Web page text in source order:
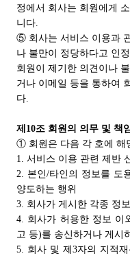
정에서 회사는 회원에게
니다.
⑤ 회사는 서비스 이용과
나 불만이 정당하다고 인
회원이 제기한 의견이나
거나 이메일 등을 통하여
다.
제10조 회원의 의무 및 책
① 회원은 다음 각 호에 해
1. 서비스 이용 관련 제반
2. 본인/타인의 정보를 도
양도하는 행위
3. 회사가 게시한 각종 정
4. 회사가 허용한 정보 이
고 등)를 송신하거나 게시
5. 회사 및 제3자의 지적